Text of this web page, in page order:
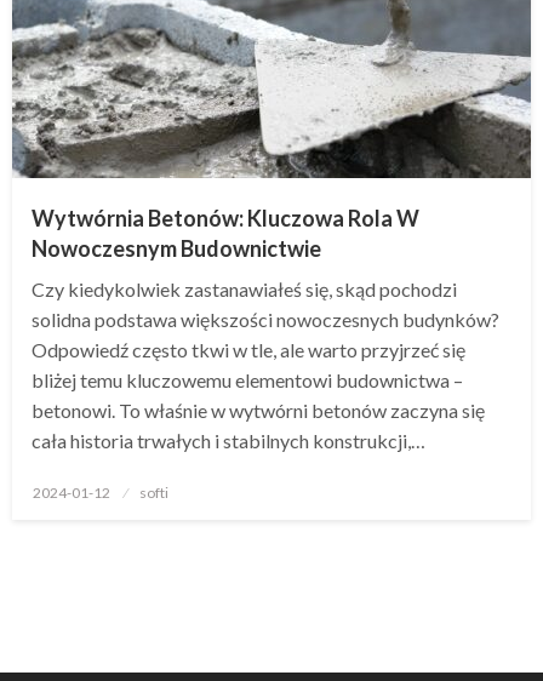
Wytwórnia Betonów: Kluczowa Rola W
Nowoczesnym Budownictwie
Czy kiedykolwiek zastanawiałeś się, skąd pochodzi
solidna podstawa większości nowoczesnych budynków?
Odpowiedź często tkwi w tle, ale warto przyjrzeć się
bliżej temu kluczowemu elementowi budownictwa –
betonowi. To właśnie w wytwórni betonów zaczyna się
cała historia trwałych i stabilnych konstrukcji,…
Opublikowane
2024-01-12 softi